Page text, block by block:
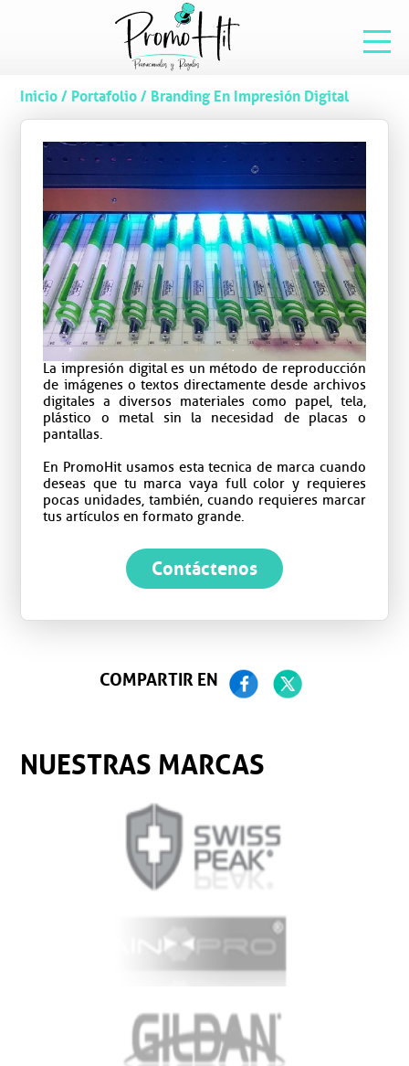
Inicio/ Portafolio/ Branding En Impresión Digital
La impresión digital es un método de reproducción
de imágenes o textos directamente desde archivos
digitales a diversos materiales como papel, tela,
plástico o metal sin la necesidad de placas o
pantallas.
En PromoHit usamos esta tecnica de marca cuando
deseas que tu marca vaya full color y requieres
pocas unidades, también, cuando requieres marcar
tus artículos en formato grande.
Contáctenos
COMPARTIR EN
NUESTRAS MARCAS